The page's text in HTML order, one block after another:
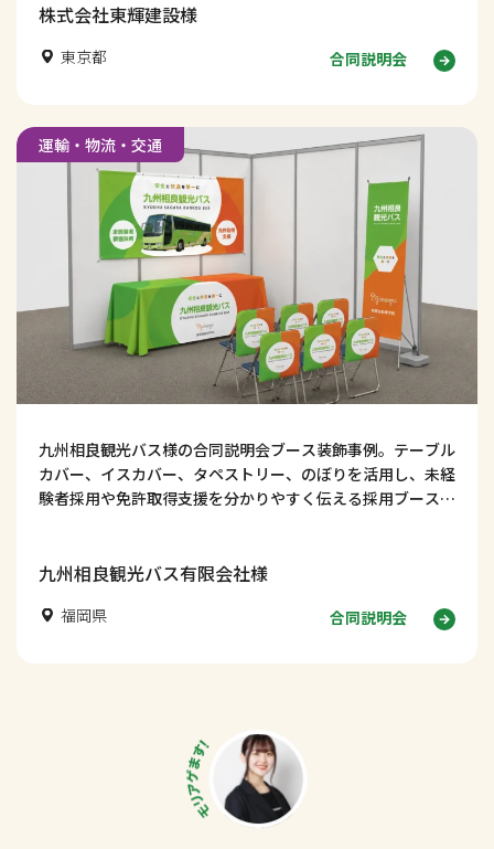
株式会社東輝建設様
東京都 合同説明会
運輸・物流・交通
九州相良観光バス様の合同説明会ブース装飾事例。テーブル
カバー、イスカバー、タペストリー、のぼりを活用し、未経
験者採用や免許取得支援を分かりやすく伝える採用ブースデ
九州相良観光バス有限会社様
福岡県 合同説明会